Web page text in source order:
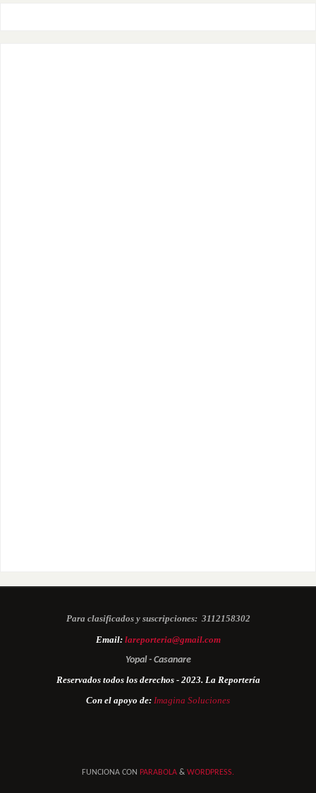
Para clasificados y suscripciones: 3112158302
Email: lareporteria@gmail.com
Yopal - Casanare
Reservados todos los derechos - 2023. La Reportería
Con el apoyo de: Imagina Soluciones
FUNCIONA CON PARABOLA & WORDPRESS.